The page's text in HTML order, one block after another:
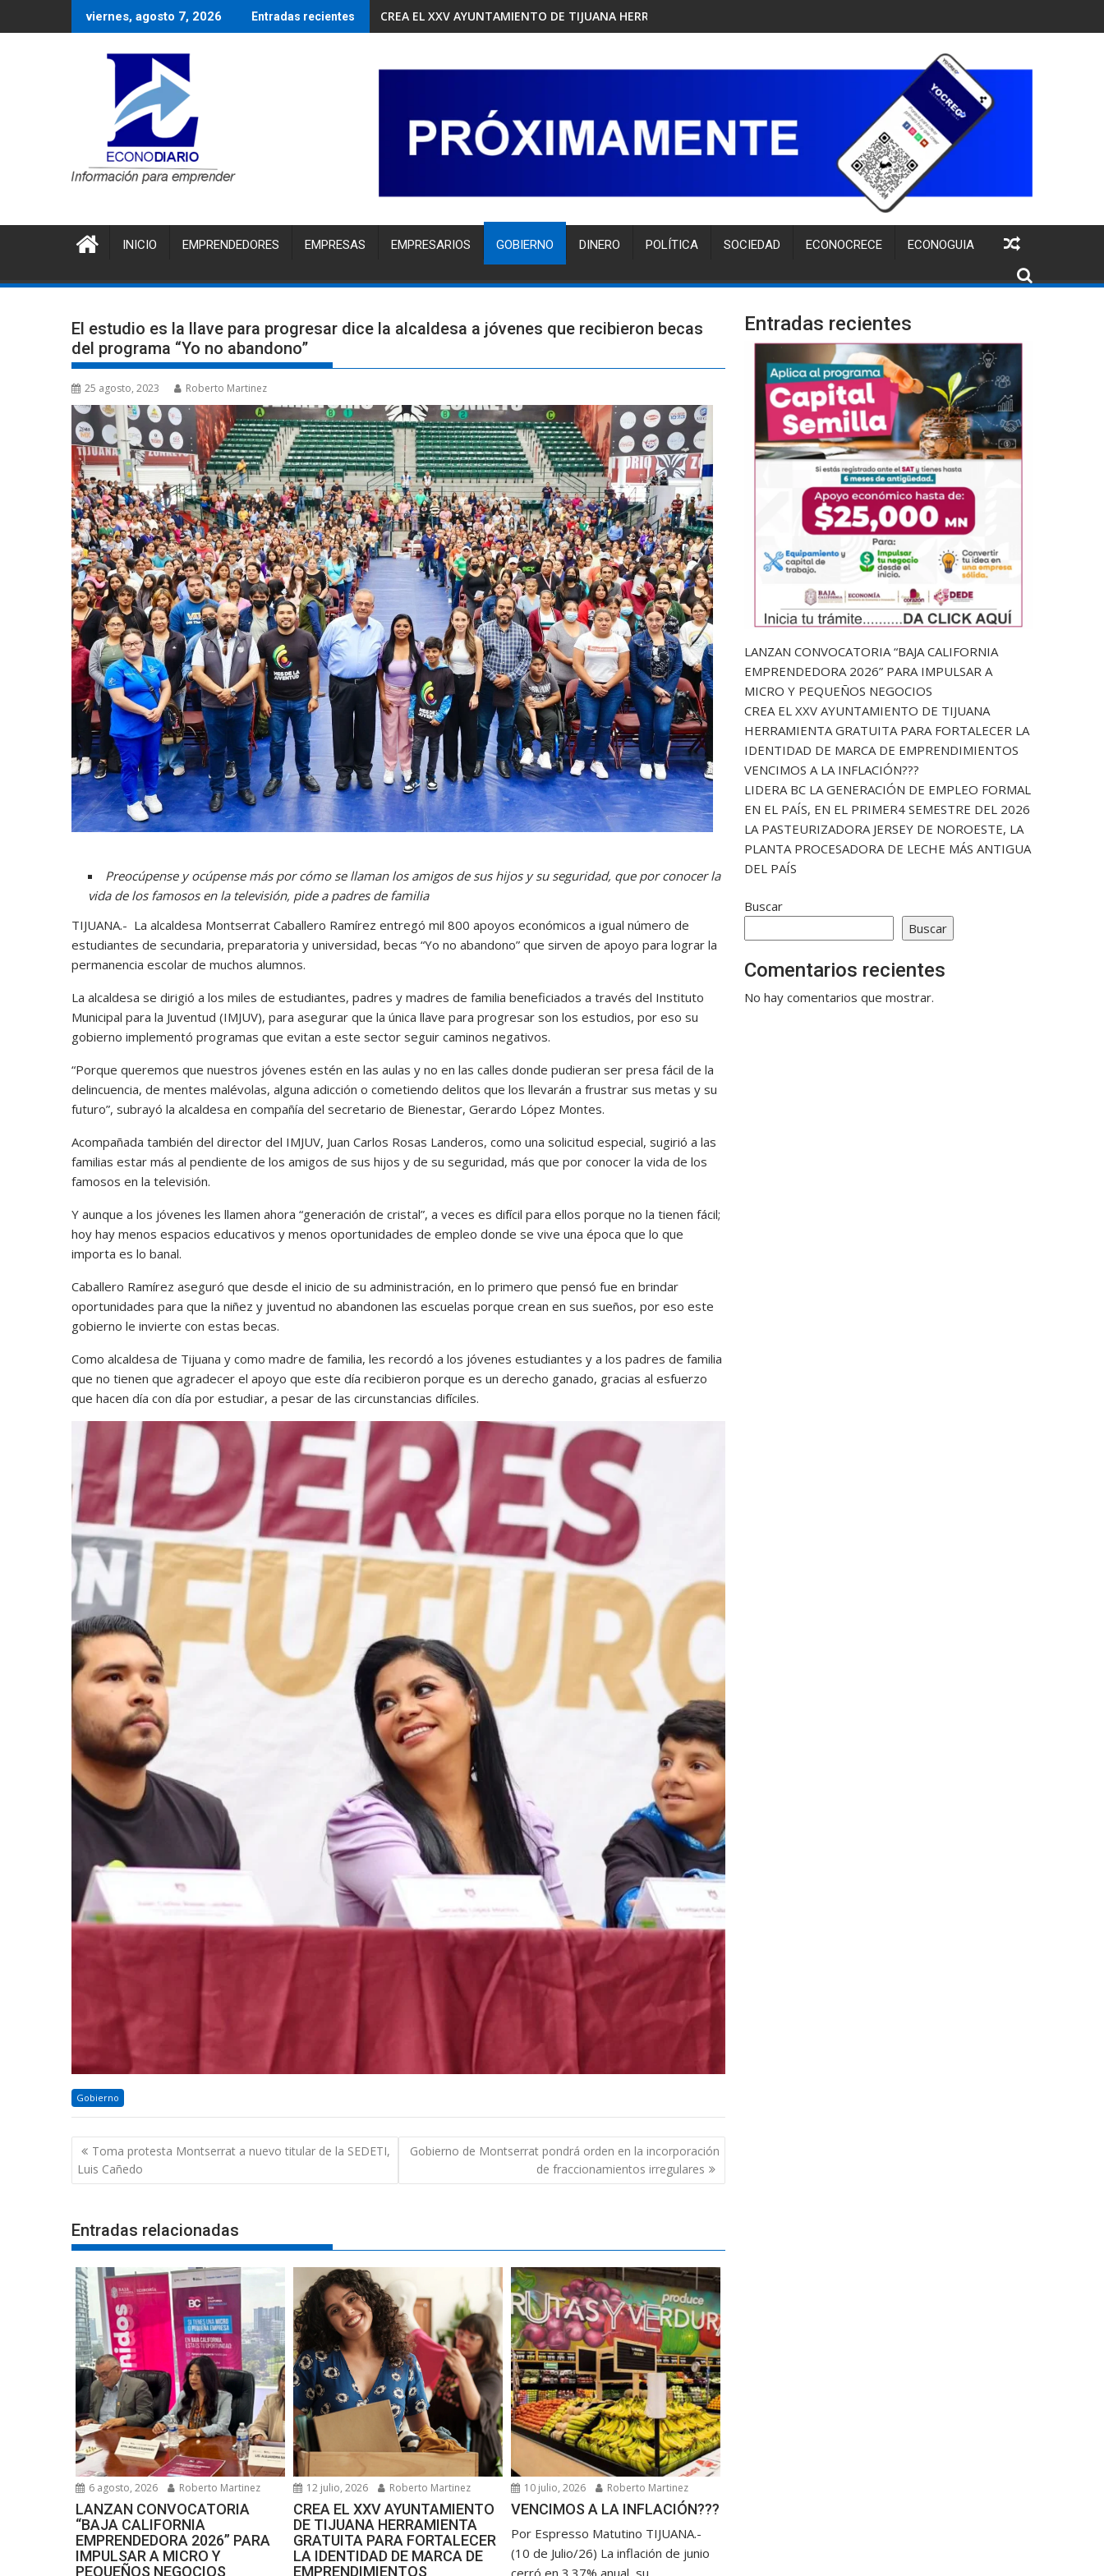
al
viernes, agosto 7, 2026 Entradas recientes CREA EL XXV AYUNTAMIENTO DE TIJUANA HERRAMIENTA GRATUITA PARA FORTALECER LA IDENTIDAD DE MARCA DE
INICIO EMPRENDEDORES EMPRESAS EMPRESARIOS GOBIERNO DINERO POLÍTICA SOCIEDAD ECONOCRECE ECONOGUIA
El estudio es la llave para progresar dice la alcaldesa a jóvenes que recibieron becas
del programa “Yo no abandono”
25 agosto, 2023 Roberto Martinez
Preocúpense y ocúpense más por cómo se llaman los amigos de sus hijos y su seguridad, que por conocer la
vida de los famosos en la televisión, pide a padres de familia
TIJUANA.- La alcaldesa Montserrat Caballero Ramírez entregó mil 800 apoyos económicos a igual número de
estudiantes de secundaria, preparatoria y universidad, becas “Yo no abandono” que sirven de apoyo para lograr la
permanencia escolar de muchos alumnos.
La alcaldesa se dirigió a los miles de estudiantes, padres y madres de familia beneficiados a través del Instituto
Municipal para la Juventud (IMJUV), para asegurar que la única llave para progresar son los estudios, por eso su
gobierno implementó programas que evitan a este sector seguir caminos negativos.
“Porque queremos que nuestros jóvenes estén en las aulas y no en las calles donde pudieran ser presa fácil de la
delincuencia, de mentes malévolas, alguna adicción o cometiendo delitos que los llevarán a frustrar sus metas y su
futuro”, subrayó la alcaldesa en compañía del secretario de Bienestar, Gerardo López Montes.
Acompañada también del director del IMJUV, Juan Carlos Rosas Landeros, como una solicitud especial, sugirió a las
familias estar más al pendiente de los amigos de sus hijos y de su seguridad, más que por conocer la vida de los
famosos en la televisión.
Y aunque a los jóvenes les llamen ahora “generación de cristal”, a veces es difícil para ellos porque no la tienen fácil;
hoy hay menos espacios educativos y menos oportunidades de empleo donde se vive una época que lo que
importa es lo banal.
Caballero Ramírez aseguró que desde el inicio de su administración, en lo primero que pensó fue en brindar
oportunidades para que la niñez y juventud no abandonen las escuelas porque crean en sus sueños, por eso este
gobierno le invierte con estas becas.
Como alcaldesa de Tijuana y como madre de familia, les recordó a los jóvenes estudiantes y a los padres de familia
que no tienen que agradecer el apoyo que este día recibieron porque es un derecho ganado, gracias al esfuerzo
que hacen día con día por estudiar, a pesar de las circunstancias difíciles.
Gobierno
Navegación
de
entradas
Toma protesta Montserrat a nuevo titular de la SEDETI,
Luis Cañedo
Gobierno de Montserrat pondrá orden en la incorporación
de fraccionamientos irregulares
Entradas relacionadas
6 agosto, 2026 Roberto Martinez
LANZAN CONVOCATORIA
“BAJA CALIFORNIA
EMPRENDEDORA 2026” PARA
IMPULSAR A MICRO Y
PEQUEÑOS NEGOCIOS
12 julio, 2026 Roberto Martinez
CREA EL XXV AYUNTAMIENTO
DE TIJUANA HERRAMIENTA
GRATUITA PARA FORTALECER
LA IDENTIDAD DE MARCA DE
EMPRENDIMIENTOS
10 julio, 2026 Roberto Martinez
VENCIMOS A LA INFLACIÓN???
Por Espresso Matutino TIJUANA.-
(10 de Julio/26) La inflación de junio
Entradas recientes
LANZAN CONVOCATORIA “BAJA CALIFORNIA
EMPRENDEDORA 2026” PARA IMPULSAR A
MICRO Y PEQUEÑOS NEGOCIOS
CREA EL XXV AYUNTAMIENTO DE TIJUANA
HERRAMIENTA GRATUITA PARA FORTALECER LA
IDENTIDAD DE MARCA DE EMPRENDIMIENTOS
VENCIMOS A LA INFLACIÓN???
LIDERA BC LA GENERACIÓN DE EMPLEO FORMAL
EN EL PAÍS, EN EL PRIMER4 SEMESTRE DEL 2026
LA PASTEURIZADORA JERSEY DE NOROESTE, LA
PLANTA PROCESADORA DE LECHE MÁS ANTIGUA
DEL PAÍS
Buscar
Buscar
Comentarios recientes
No hay comentarios que mostrar.